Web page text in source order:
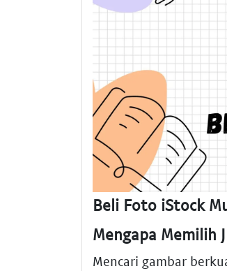
Beli Foto iStock
Mengapa Memilih
Mencari gambar